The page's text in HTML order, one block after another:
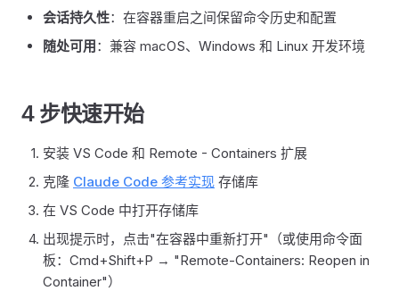
会话持久性：在容器重启之间保留命令历史和配置
随处可用 ：兼容 macOS、Windows 和 Linux 开发环境
4 步快速开始
安装 VS Code 和 Remote - Containers 扩展
克隆 Claude Code 参考实现 存储库
在 VS Code 中打开存储库
出现提示时，点击"在容器中重新打开"（或使用命令面
板：Cmd+Shift+P → "Remote-Containers: Reopen in
Container"）